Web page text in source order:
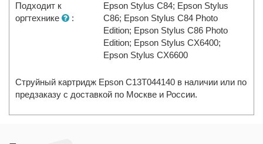
Подходит к
оргтехнике
:
Epson Stylus C84; Epson Stylus
C86; Epson Stylus C84 Photo
Edition; Epson Stylus C86 Photo
Edition; Epson Stylus CX6400;
Epson Stylus CX6600
Струйный картридж Epson C13T044140 в наличии или по
предзаказу с доставкой по Москве и России.